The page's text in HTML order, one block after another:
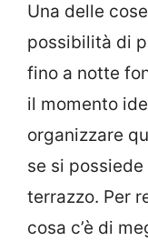
Una delle
possibilità di
fino a notte
il momento
organizzare
se si
terrazzo. Per
cosa c’è di